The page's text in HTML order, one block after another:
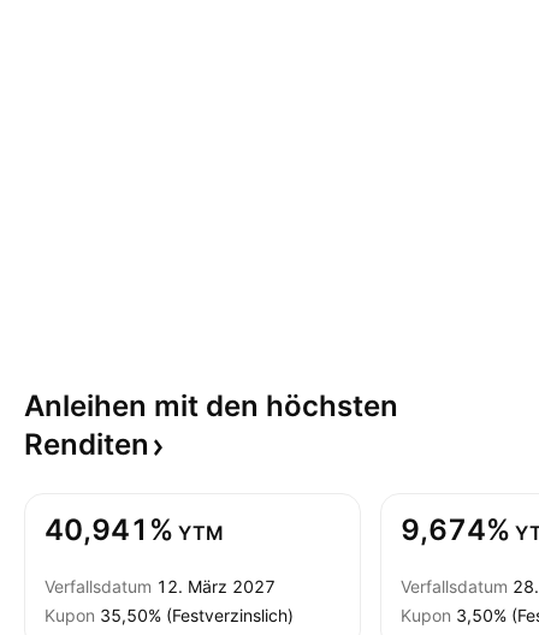
Anleihen mit den höchsten
Renditen
40,941% YTM
Verfallsdatum 12. März 2027
Kupon 35,50% (Festverzinslich)
9,674%
Verfallsdatum
Kupon 3,50%